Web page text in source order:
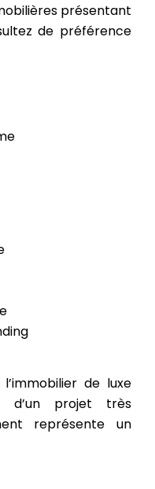
présentant
de préférence
de luxe
d’un projet très
représente un